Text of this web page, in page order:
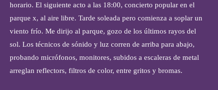
horario. El siguiente acto a las 18:00, concierto popular en el
parque x, al aire libre. Tarde soleada pero comienza a soplar un
viento frío. Me dirijo al parque, gozo de los últimos rayos del
sol. Los técnicos de sónido y luz corren de arriba para abajo,
probando micrófonos, monitores, subidos a escaleras de metal
arreglan reflectors, filtros de color, entre gritos y bromas.